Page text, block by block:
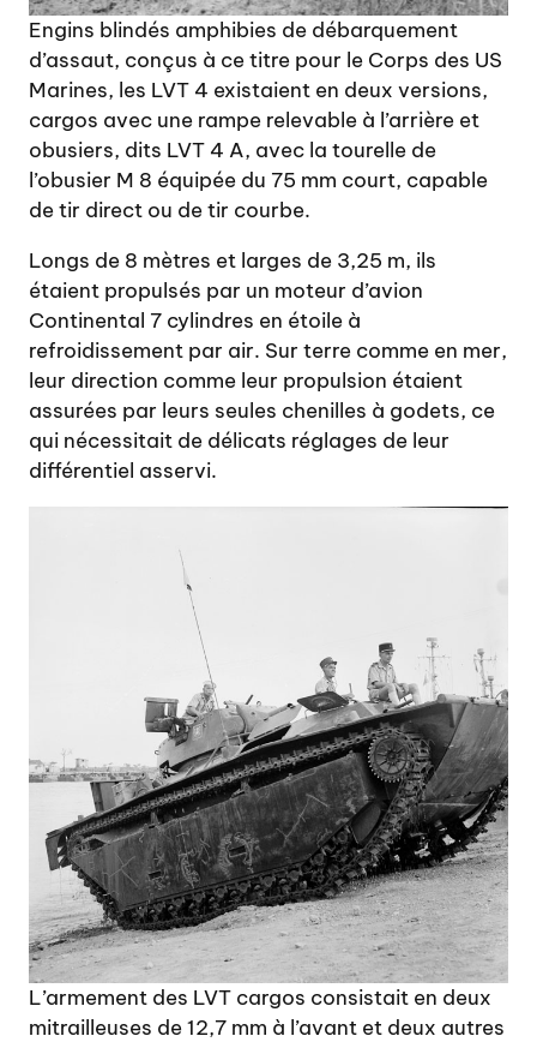
Engins blindés amphibies de débarquement
d’assaut, conçus à ce titre pour le Corps des US
Marines, les LVT 4 existaient en deux versions,
cargos avec une rampe relevable à l’arrière et
obusiers, dits LVT 4 A, avec la tourelle de
l’obusier M 8 équipée du 75 mm court, capable
de tir direct ou de tir courbe.
Longs de 8 mètres et larges de 3,25 m, ils
étaient propulsés par un moteur d’avion
Continental 7 cylindres en étoile à
refroidissement par air. Sur terre comme en mer,
leur direction comme leur propulsion étaient
assurées par leurs seules chenilles à godets, ce
qui nécessitait de délicats réglages de leur
différentiel asservi.
L’armement des LVT cargos consistait en deux
mitrailleuses de 12,7 mm à l’avant et deux autres